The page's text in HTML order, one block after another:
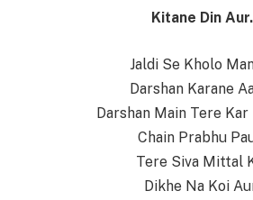
Kitane Din Aur.
Jaldi Se Kholo
Darshan Karane
Darshan Main Tere Kar
Chain Prabhu
Tere Siva Mittal
Dikhe Na Koi